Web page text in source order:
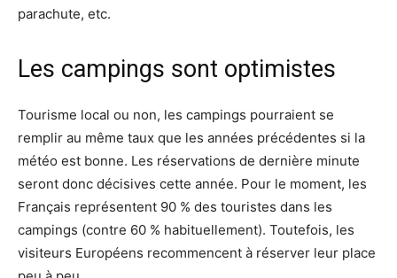
parachute, etc.
Les campings sont optimistes
Tourisme local ou non, les campings pourraient se
remplir au même taux que les années précédentes si la
météo est bonne. Les réservations de dernière minute
seront donc décisives cette année. Pour le moment, les
Français représentent 90 % des touristes dans les
campings (contre 60 % habituellement). Toutefois, les
visiteurs Européens recommencent à réserver leur place